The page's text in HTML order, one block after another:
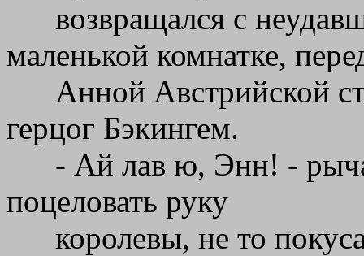
возвращался с
маленькой комнатке,
Анной Австрийской
герцог Бэкингем.
- Ай лав ю, Энн! -
поцеловать руку
королевы, не то